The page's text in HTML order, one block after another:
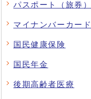
パスポート（旅券）
マイナンバーカード
国民健康保険
国民年金
後期高齢者医療